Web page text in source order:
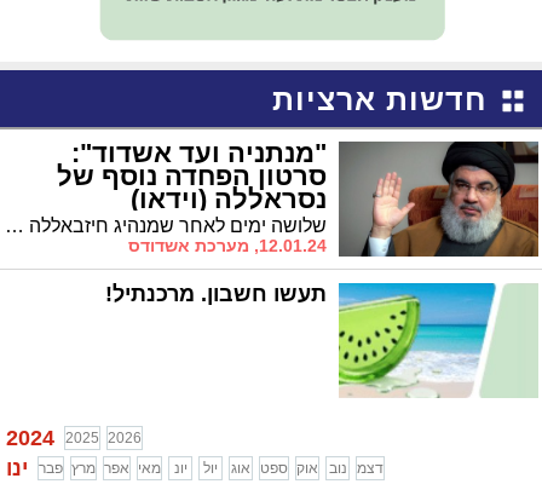
חדשות ארציות
"מנתניה ועד אשדוד":
סרטון הפחדה נוסף של
נסראללה (וידאו)
שלושה ימים לאחר שמנהיג חיזבאללה חסן נסראללה איים בעשרות טילים מדויקים לעבר יעדים רגישים באשדוד, ארגון הטרור מפרסם סרטון חדש תחת הכותרת "מנתניה ועד אשדוד". צפו
12.01.24, מערכת אשדודס
תעשו חשבון. מרכנתיל!
2024 2025 2026
ינו פבר מרץ אפר מאי יונ יול אוג ספט אוק נוב
דצמ